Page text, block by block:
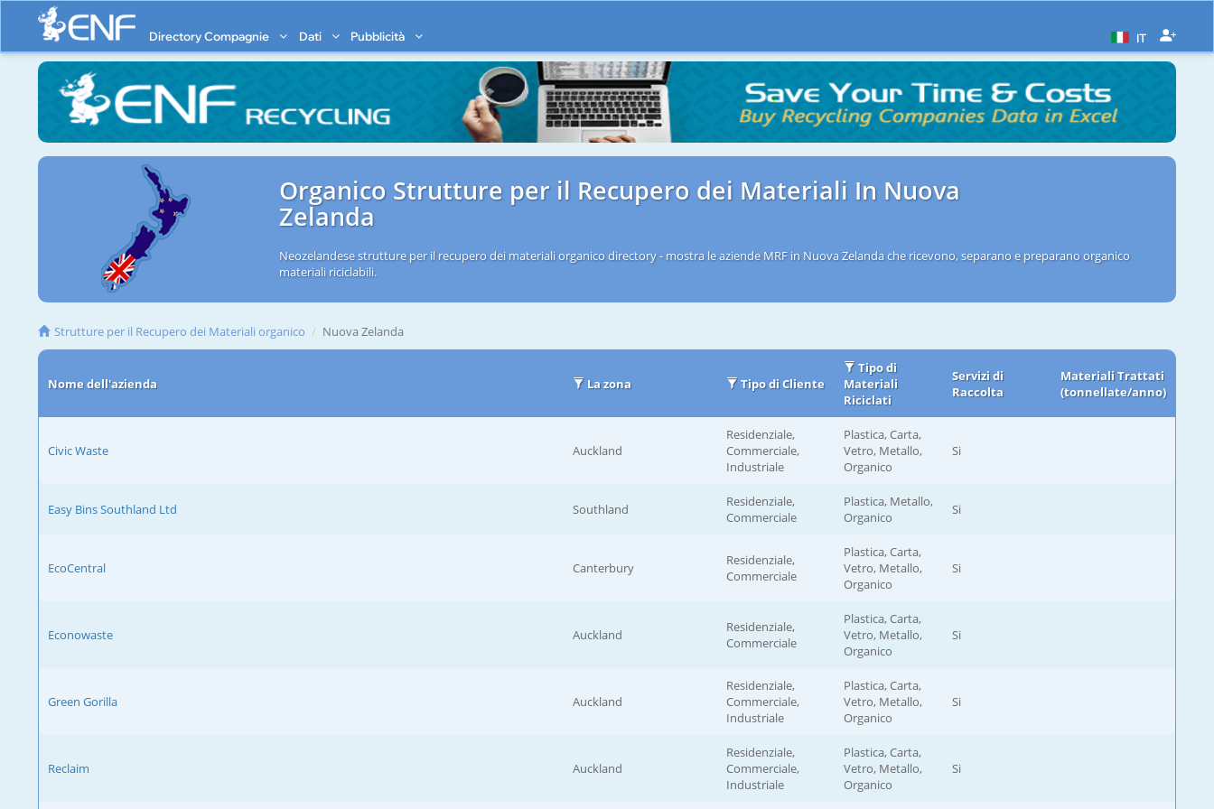
Directory Compagnie Dati Pubblicità IT
Organico Strutture per il Recupero dei Materiali In Nuova
Zelanda
Neozelandese strutture per il recupero dei materiali organico directory - mostra le aziende MRF in Nuova Zelanda che ricevono, separano e preparano organico
materiali riciclabili.
Strutture per il Recupero dei Materiali organico Nuova Zelanda
Nome dell'azienda La zona Tipo di Cliente
Tipo di
Materiali
Riciclati
Servizi di
Raccolta
Materiali Trattati
(tonnellate/anno)
Civic Waste Auckland
Residenziale,
Commerciale,
Industriale
Plastica, Carta,
Vetro, Metallo,
Organico
Si
Easy Bins Southland Ltd Southland
Residenziale,
Commerciale
Plastica, Metallo,
Organico
Si
EcoCentral Canterbury
Residenziale,
Commerciale
Plastica, Carta,
Vetro, Metallo,
Organico
Si
Econowaste Auckland
Residenziale,
Commerciale
Plastica, Carta,
Vetro, Metallo,
Organico
Si
Green Gorilla Auckland
Residenziale,
Commerciale,
Industriale
Plastica, Carta,
Vetro, Metallo,
Organico
Si
Reclaim Auckland
Residenziale,
Commerciale,
Industriale
Plastica, Carta,
Vetro, Metallo,
Organico
Si